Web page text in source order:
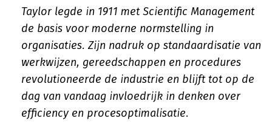
Taylor legde in 1911 met Scientific Management
de basis voor moderne normstelling in
organisaties. Zijn nadruk op standaardisatie van
werkwijzen, gereedschappen en procedures
revolutioneerde de industrie en blijft tot op de
dag van vandaag invloedrijk in denken over
efficiency en procesoptimalisatie.